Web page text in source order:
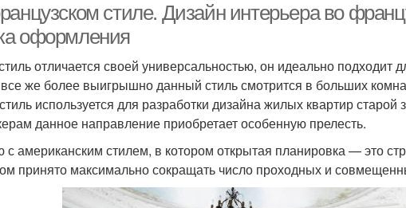
стиле. Дизайн интерьера во
оформления
отличается своей универсальностью, он идеально
же более выигрышно данный стиль смотрится в больших
используется для разработки дизайна жилых квартир
данное направление приобретает особенную прелесть.
американским стилем, в котором открытая планировка — это
принято максимально сокращать число проходных и